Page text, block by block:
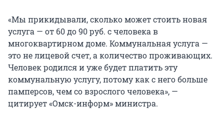
«Мы прикидывали, сколько может стоить новая
услуга — от 60 до 90 руб. с человека в
многоквартирном доме. Коммунальная услуга —
это не лицевой счет, а количество проживающих.
Человек родился и уже будет платить эту
коммунальную услугу, потому как с него больше
памперсов, чем со взрослого человека», —
цитирует «Омск-информ» министра.